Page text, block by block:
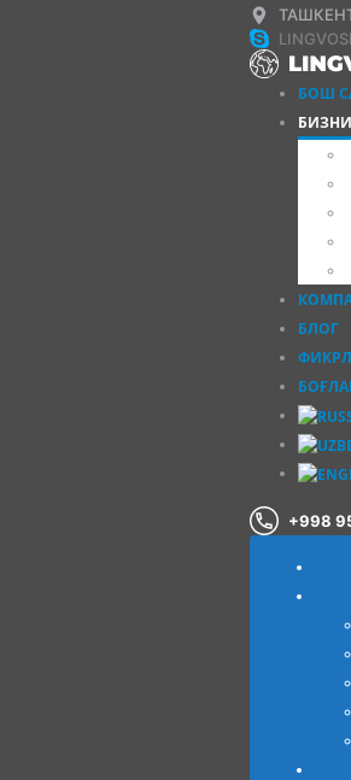
БОШ
БЛОГ
+998